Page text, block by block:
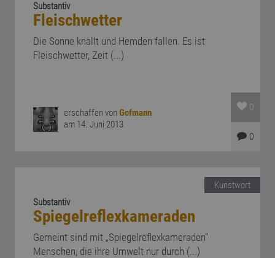
Substantiv
Fleischwetter
Die Sonne knallt und Hemden fallen. Es ist
Fleischwetter, Zeit (...)
erschaffen vonGofmann
am 14. Juni 2013
0
0
Kunstwort
Substantiv
Spiegelreflexkameraden
Gemeint sind mit „Spiegelreflexkameraden”
Menschen, die ihre Umwelt nur durch (...)